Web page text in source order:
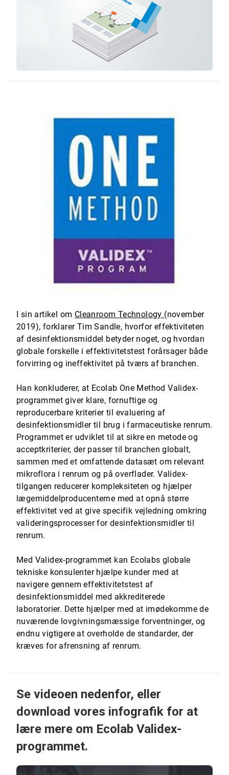
I sin artikel om Cleanroom Technology (november
2019), forklarer Tim Sandle, hvorfor effektiviteten
af desinfektionsmiddel betyder noget, og hvordan
globale forskelle i effektivitetstest forårsager både
forvirring og ineffektivitet på tværs af branchen.
Han konkluderer, at Ecolab One Method Validex-
programmet giver klare, fornuftige og
reproducerbare kriterier til evaluering af
desinfektionsmidler til brug i farmaceutiske renrum.
Programmet er udviklet til at sikre en metode og
acceptkriterier, der passer til branchen globalt,
sammen med et omfattende datasæt om relevant
mikroflora i renrum og på overflader. Validex-
tilgangen reducerer kompleksiteten og hjælper
lægemiddelproducenterne med at opnå større
effektivitet ved at give specifik vejledning omkring
valideringsprocesser for desinfektionsmidler til
renrum.
Med Validex-programmet kan Ecolabs globale
tekniske konsulenter hjælpe kunder med at
navigere gennem effektivitetstest af
desinfektionsmiddel med akkrediterede
laboratorier. Dette hjælper med at imødekomme de
nuværende lovgivningsmæssige forventninger, og
endnu vigtigere at overholde de standarder, der
kræves for afrensning af renrum.
Se videoen nedenfor, eller
download vores infografik for at
lære mere om Ecolab Validex-
programmet.
ArticleTile